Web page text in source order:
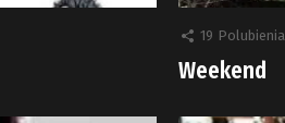
19 Polubienia
Weekend